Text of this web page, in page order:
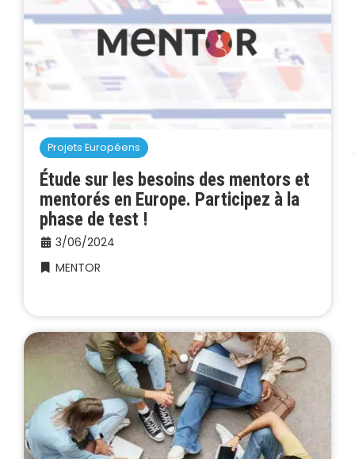
Projets Européens
Étude sur les besoins des mentors et
mentorés en Europe. Participez à la
phase de test !
3/06/2024
MENTOR